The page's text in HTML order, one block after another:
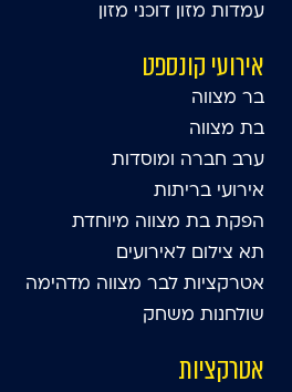
עמדות מזון דוכני מזון
אירועי קונספט
בר מצווה
בת מצווה
ערב חברה ומוסדות
אירועי בריתות
הפקת בת מצווה מיוחדת
תא צילום לאירועים
אטרקציות לבר מצווה מדהימה
שולחנות משחק
אטרקציות